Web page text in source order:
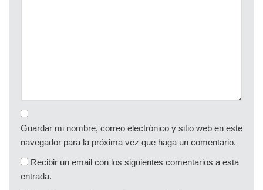
Guardar mi nombre, correo electrónico y sitio web en este
navegador para la próxima vez que haga un comentario.
Recibir un email con los siguientes comentarios a esta
entrada.